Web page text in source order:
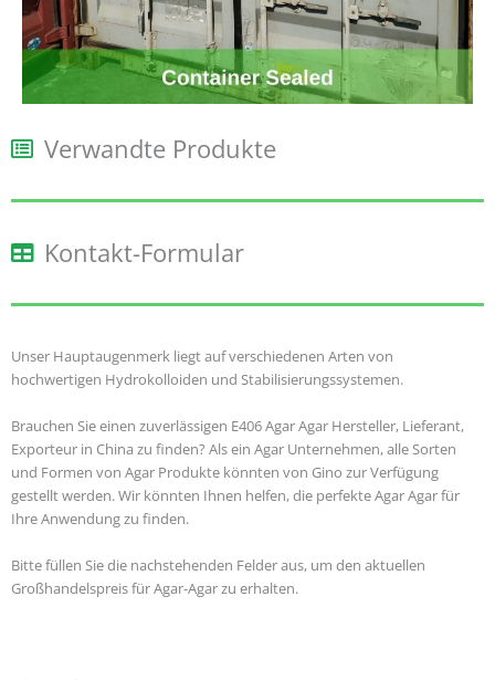
Verwandte Produkte
Kontakt-Formular
Unser Hauptaugenmerk liegt auf verschiedenen Arten von
hochwertigen Hydrokolloiden und Stabilisierungssystemen.
Brauchen Sie einen zuverlässigen E406 Agar Agar Hersteller, Lieferant,
Exporteur in China zu finden? Als ein Agar Unternehmen, alle Sorten
und Formen von Agar Produkte könnten von Gino zur Verfügung
gestellt werden. Wir könnten Ihnen helfen, die perfekte Agar Agar für
Ihre Anwendung zu finden.
Bitte füllen Sie die nachstehenden Felder aus, um den aktuellen
Großhandelspreis für Agar-Agar zu erhalten.